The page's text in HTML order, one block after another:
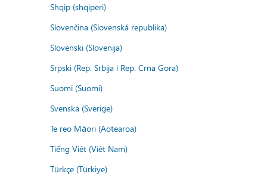
Shqip (shqipëri)
Slovenčina (Slovenská republika)
Slovenski (Slovenija)
Srpski (Rep. Srbija i Rep. Crna Gora)
Suomi (Suomi)
Svenska (Sverige)
Te reo Māori (Aotearoa)
Tiếng Việt (Việt Nam)
Türkçe (Türkiye)